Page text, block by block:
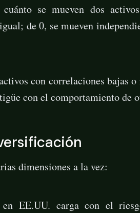
se mueven dos
de 0, se mueven
con correlaciones bajas o
con el comportamiento de
dimensiones a la vez:
en EE.UU. carga con el